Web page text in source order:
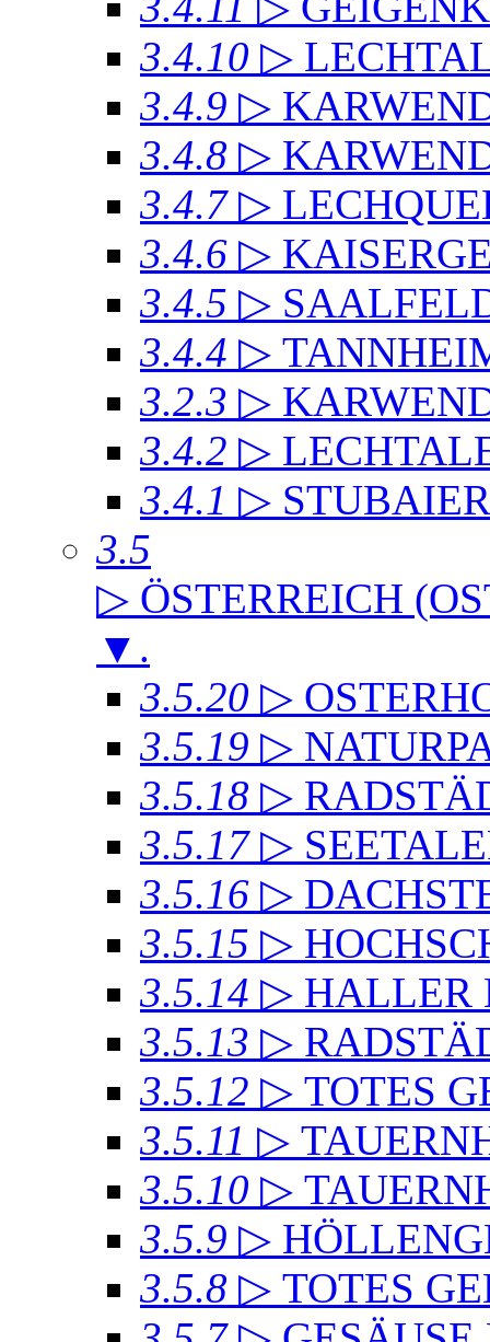
3.4.10 ▷
3.4.9 ▷
3.4.8 ▷
3.4.7 ▷
3.4.6 ▷
3.4.5 ▷
3.4.4 ▷
3.2.3 ▷
3.4.2 ▷
3.4.1 ▷
3.5
▷ ÖSTERREICH
▼ .
3.5.20 ▷
3.5.19 ▷
3.5.18 ▷
3.5.17 ▷
3.5.16 ▷
3.5.15 ▷
3.5.14 ▷ HALLER
3.5.13 ▷
3.5.12 ▷ TOTES
3.5.11 ▷
3.5.10 ▷
3.5.9 ▷
3.5.8 ▷ TOTES